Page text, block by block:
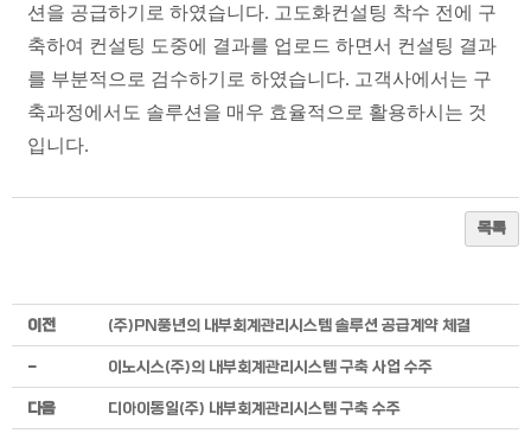
션을 공급하기로 하였습니다. 고도화컨설팅 착수 전에 구
축하여 컨설팅 도중에 결과를 업로드 하면서 컨설팅 결과
를 부분적으로 검수하기로 하였습니다. 고객사에서는 구
축과정에서도 솔루션을 매우 효율적으로 활용하시는 것
입니다.
목록
이전 (주)PN풍년의 내부회계관리시스템 솔루션 공급계약 체결
- 이노시스(주)의 내부회계관리시스템 구축 사업 수주
다음 디아이동일(주) 내부회계관리시스템 구축 수주